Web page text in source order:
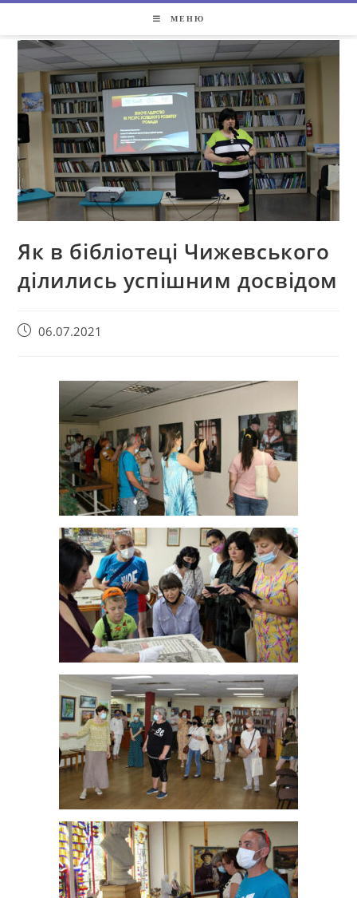
МЕНЮ
Як в бібліотеці Чижевського
ділились успішним досвідом
06.07.2021